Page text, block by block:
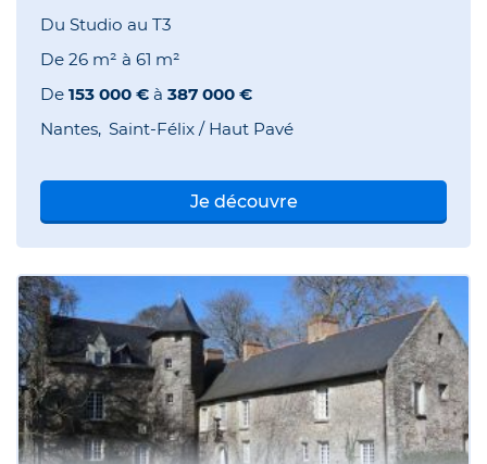
Du Studio au T3
De 26 m² à 61 m²
De 153 000 € à 387 000 €
Nantes Saint-Félix / Haut Pavé
Je découvre